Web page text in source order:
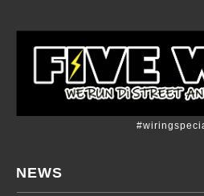
NEWS